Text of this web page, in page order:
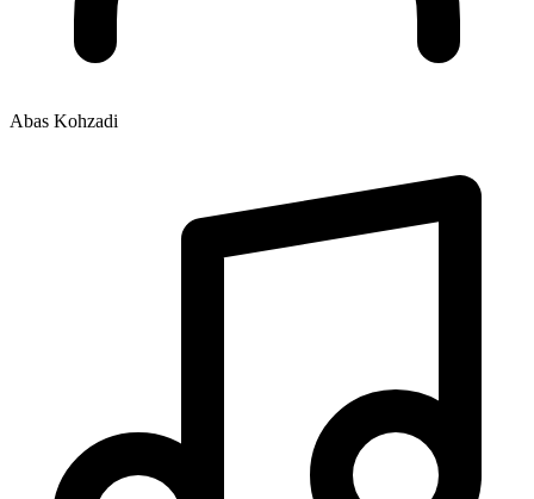
Abas Kohzadi